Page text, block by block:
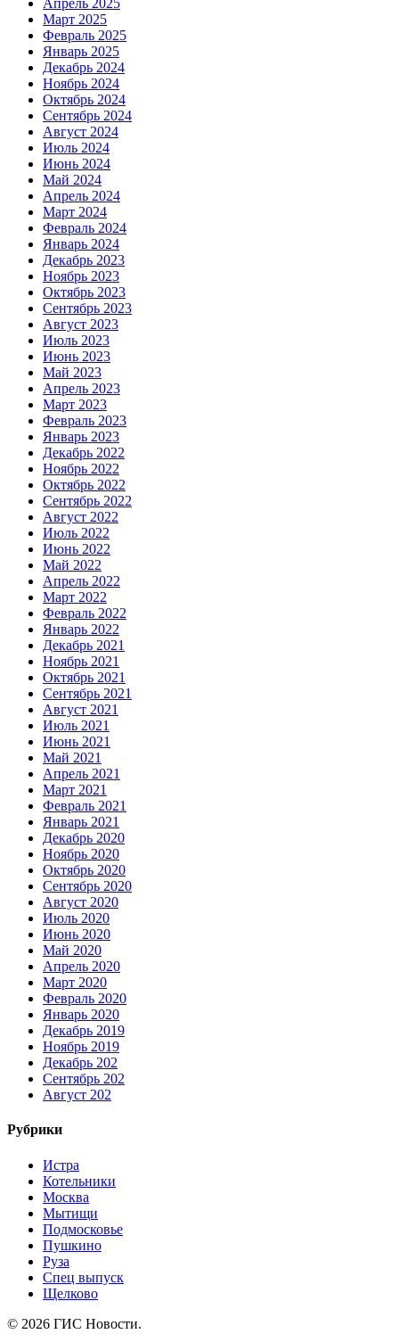
Апрель 2025
Март 2025
Февраль 2025
Январь 2025
Декабрь 2024
Ноябрь 2024
Октябрь 2024
Сентябрь 2024
Август 2024
Июль 2024
Июнь 2024
Май 2024
Апрель 2024
Март 2024
Февраль 2024
Январь 2024
Декабрь 2023
Ноябрь 2023
Октябрь 2023
Сентябрь 2023
Август 2023
Июль 2023
Июнь 2023
Май 2023
Апрель 2023
Март 2023
Февраль 2023
Январь 2023
Декабрь 2022
Ноябрь 2022
Октябрь 2022
Сентябрь 2022
Август 2022
Июль 2022
Июнь 2022
Май 2022
Апрель 2022
Март 2022
Февраль 2022
Январь 2022
Декабрь 2021
Ноябрь 2021
Октябрь 2021
Сентябрь 2021
Август 2021
Июль 2021
Июнь 2021
Май 2021
Апрель 2021
Март 2021
Февраль 2021
Январь 2021
Декабрь 2020
Ноябрь 2020
Октябрь 2020
Сентябрь 2020
Август 2020
Июль 2020
Июнь 2020
Май 2020
Апрель 2020
Март 2020
Февраль 2020
Январь 2020
Декабрь 2019
Ноябрь 2019
Декабрь 202
Сентябрь 202
Август 202
Рубрики
Истра
Котельники
Москва
Мытищи
Подмосковье
Пушкино
Руза
Спец выпуск
Щелково
© 2026 ГИС Новости.